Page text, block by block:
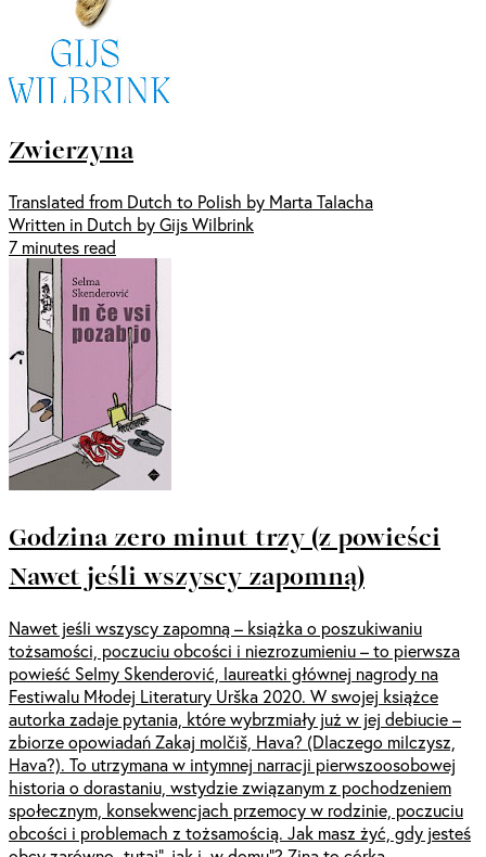
Zwierzyna
Translated from Dutch to Polish by Marta Talacha
Written in Dutch by Gijs Wilbrink
7 minutes read
Godzina zero minut trzy (z powieści
Nawet jeśli wszyscy zapomną)
Nawet jeśli wszyscy zapomną – książka o poszukiwaniu
tożsamości, poczuciu obcości i niezrozumieniu – to pierwsza
powieść Selmy Skenderović, laureatki głównej nagrody na
Festiwalu Młodej Literatury Urška 2020. W swojej książce
autorka zadaje pytania, które wybrzmiały już w jej debiucie –
zbiorze opowiadań Zakaj molčiš, Hava? (Dlaczego milczysz,
Hava?). To utrzymana w intymnej narracji pierwszoosobowej
historia o dorastaniu, wstydzie związanym z pochodzeniem
społecznym, konsekwencjach przemocy w rodzinie, poczuciu
obcości i problemach z tożsamością. Jak masz żyć, gdy jesteś